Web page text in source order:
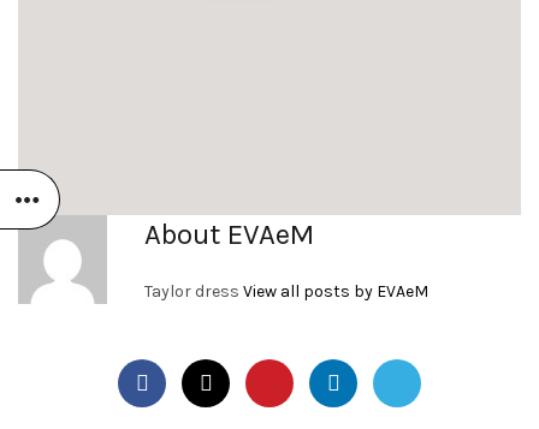
About EVAeM
Taylor dress View all posts by EVAeM